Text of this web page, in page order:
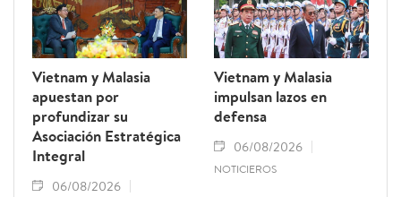
Vietnam y Malasia
apuestan por
profundizar su
Asociación Estratégica
Integral
06/08/2026
Vietnam y Malasia
impulsan lazos en
defensa
06/08/2026
NOTICIEROS